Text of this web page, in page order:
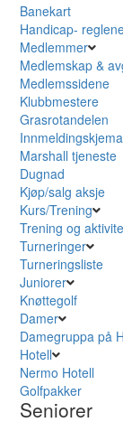
Banekart
Handicap-
Medlemmer
Medlemskap &
Medlemssidene
Klubbmestere
Grasrotandelen
Innmeldingskjema
Marshall tjeneste
Dugnad
Kjøp/salg aksje
Kurs/Trening
Trening og
Turneringer
Turneringsliste
Juniorer
Knøttegolf
Damer
Damegruppa på
Hotell
Nermo Hotell
Golfpakker
Seniorer